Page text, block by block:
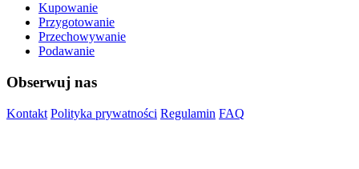
Kupowanie
Przygotowanie
Przechowywanie
Podawanie
Obserwuj nas
Kontakt Polityka prywatności Regulamin FAQ